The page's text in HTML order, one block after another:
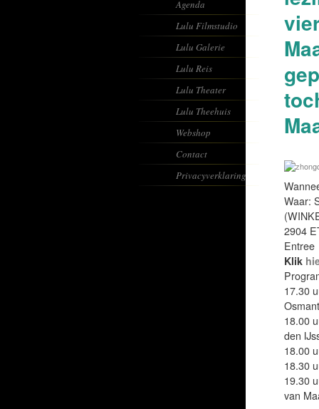
Agenda
Lulu Filmstudio
Lulu Galerie
Lulu Reis
Lulu Theater
Lulu Theehuis
Webshop
Contact
Privacyverklaring
Waar:
2904
Entree
Klik
17.30
18.00
den
18.00
18.30
19.30
van